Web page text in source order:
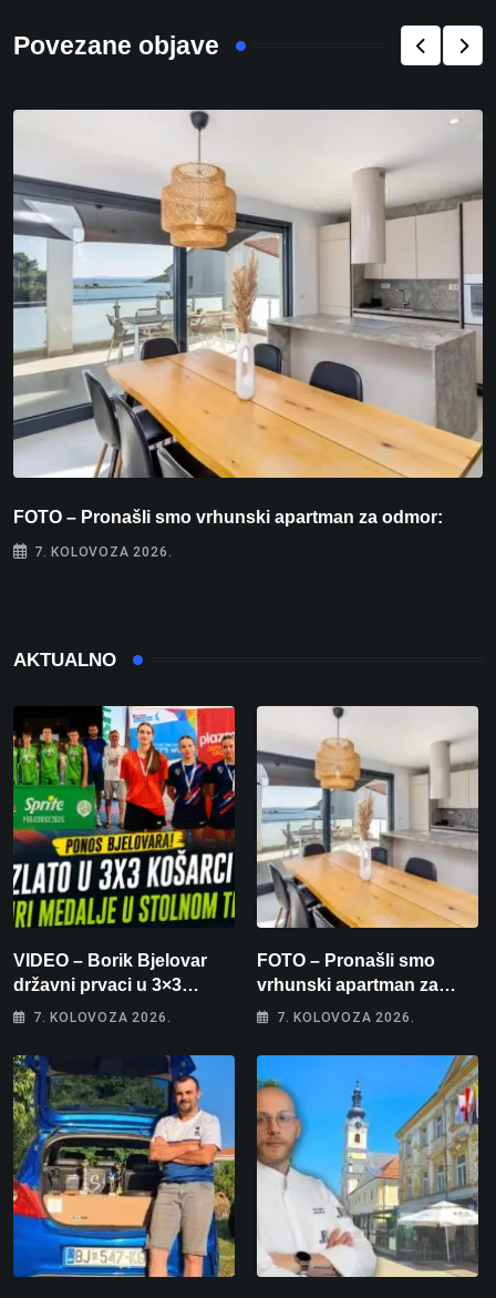
Povezane objave
FOTO – Pronašli smo vrhunski apartman za odmor:
7. KOLOVOZA 2026.
AKTUALNO
VIDEO – Borik Bjelovar
državni prvaci u 3×3
košarci, Klara Končar je
stolnom tenisu!
7. KOLOVOZA 2026.
FOTO – Pronašli smo
vrhunski apartman za
odmor: Pogled na more, tri
osvaja
7. KOLOVOZA 2026.